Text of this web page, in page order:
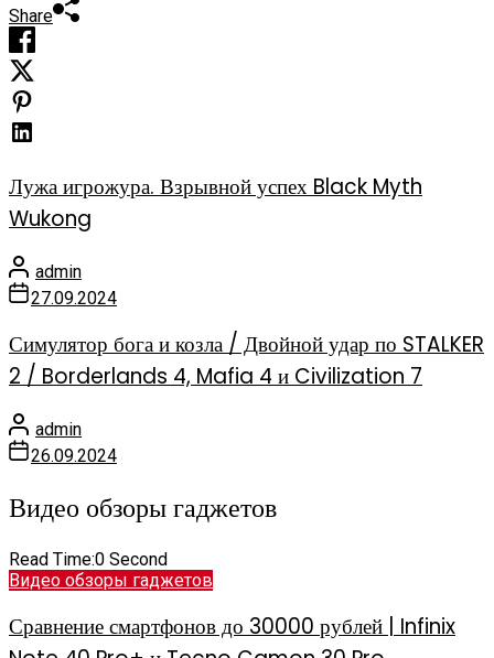
Share
Лужа игрожура. Взрывной успех Black Myth
Wukong
admin
27.09.2024
Симулятор бога и козла / Двойной удар по STALKER
2 / Borderlands 4, Mafia 4 и Civilization 7
admin
26.09.2024
Видео обзоры гаджетов
Read Time:0 Second
Видео обзоры гаджетов
Сравнение смартфонов до 30000 рублей | Infinix